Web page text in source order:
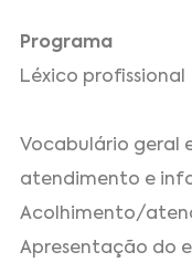
Programa
Léxico profissional
Vocabulário geral
atendimento e
Acolhimento/
Apresentação do